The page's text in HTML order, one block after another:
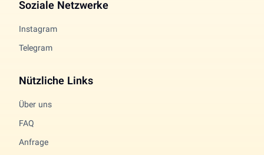
Soziale Netzwerke
Instagram
Telegram
Nützliche Links
Über uns
FAQ
Anfrage